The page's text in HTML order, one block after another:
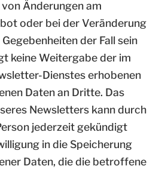
Änderungen am
oder bei der Veränderung
der Fall sein
keine Weitergabe der im
Dienstes erhobenen
Daten an Dritte. Das
Newsletters kann durch
jederzeit gekündigt
in die Speicherung
Daten, die die betroffene